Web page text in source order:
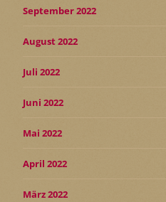
September 2022
August 2022
Juli 2022
Juni 2022
Mai 2022
April 2022
März 2022